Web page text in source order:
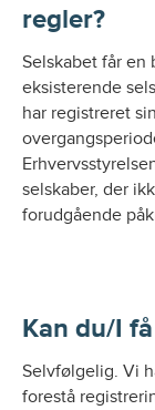
regler?
Selskabet får en
eksisterende
har registreret
selskaber, der
forudgående
Kan du/I
Selvfølgelig. Vi
forestå